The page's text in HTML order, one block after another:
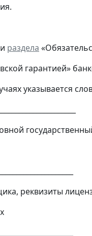
раздела
гарантией»
указывается
реквизиты